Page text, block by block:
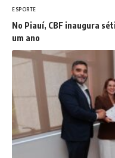
ESPORTE
No Piauí, CBF inaugura
um ano